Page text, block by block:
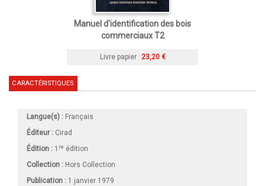
Manuel d'identification des bois
commerciaux T2
Livre papier 23,20 €
CARACTÉRISTIQUES
Langue(s) : Français
Éditeur : Cirad
Édition : 1 re édition
Collection : Hors Collection
Publication : 1 janvier 1979